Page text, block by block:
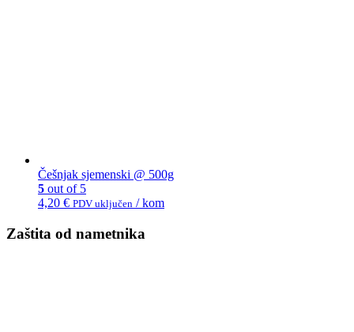
Češnjak sjemenski @ 500g
5 out of 5
4,20 € PDV uključen / kom
Zaštita od nametnika